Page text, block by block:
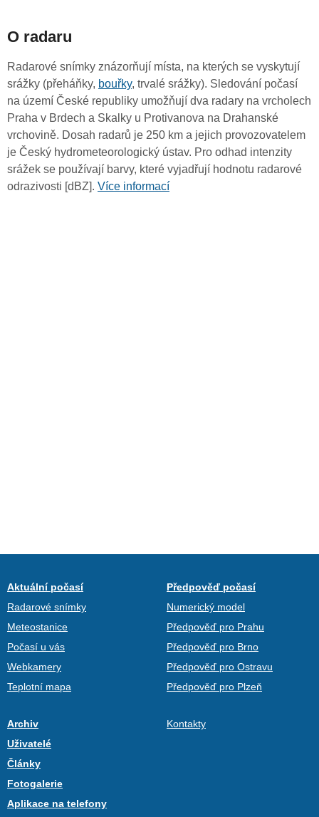
O radaru
Radarové snímky znázorňují místa, na kterých se vyskytují
srážky (přeháňky, bouřky, trvalé srážky). Sledování počasí
na území České republiky umožňují dva radary na vrcholech
Praha v Brdech a Skalky u Protivanova na Drahanské
vrchovině. Dosah radarů je 250 km a jejich provozovatelem
je Český hydrometeorologický ústav. Pro odhad intenzity
srážek se používají barvy, které vyjadřují hodnotu radarové
odrazivosti [dBZ]. Více informací
Aktuální počasí
Radarové snímky
Meteostanice
Počasí u vás
Webkamery
Teplotní mapa
Předpověď počasí
Numerický model
Předpověď pro Prahu
Předpověď pro Brno
Předpověď pro Ostravu
Předpověď pro Plzeň
Archiv
Uživatelé
Články
Fotogalerie
Aplikace na telefony
Kontakty